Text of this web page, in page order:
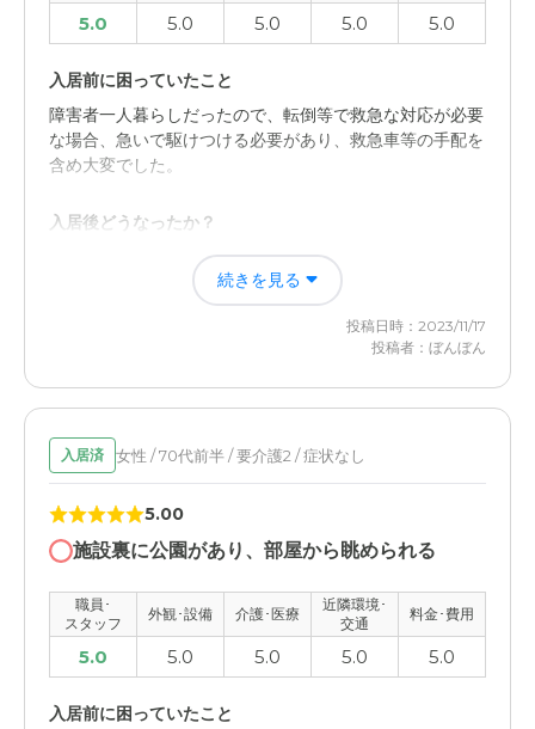
近隣環境や交通アクセスについて
建物のすぐそばに大きな道路がありますが、二重サッシで
宅が建ち並んでいるので比較的に静かな印象です。
基本的な料金は分かるのですが、細かい料金が分かりにく
5.0 5.0 5.0 5.0 5.0
入居前に困っていたこと
障害者一人暮らしだったので、転倒等で救急な対応が必要
な場合、急いで駆けつける必要があり、救急車等の手配を
含め大変でした。
入居後どうなったか？
介護付き有料老人ホームなので、介護職員が24時間常駐
しており、急場で何かあった場合でも即時対応をしてくれ
ます。まさにレスパイトケアその物です。
ました。
職員・スタッフ・他入居者の雰囲気について
入居した本人曰く、施設の職員・スタッフ・他の入居者様
含め、皆さんとても良くしてくれているそうです。
外観・内装・居室・設備について
新設された施設なので全てが綺麗ですし、部屋の広さも他
の老人ホームと比べ広いです。
続きを見る
投稿日時：2023/11/17
投稿者：ぼんぼん
入居済 女性 / 70代前半 / 要介護2 / 症状なし
5.00
施設裏に公園があり、部屋から眺められる
職員･
スタッフ
外観･設備 介護･医療
近隣環境･
交通
料金･費用
5.0 5.0 5.0 5.0 5.0
入居前に困っていたこと